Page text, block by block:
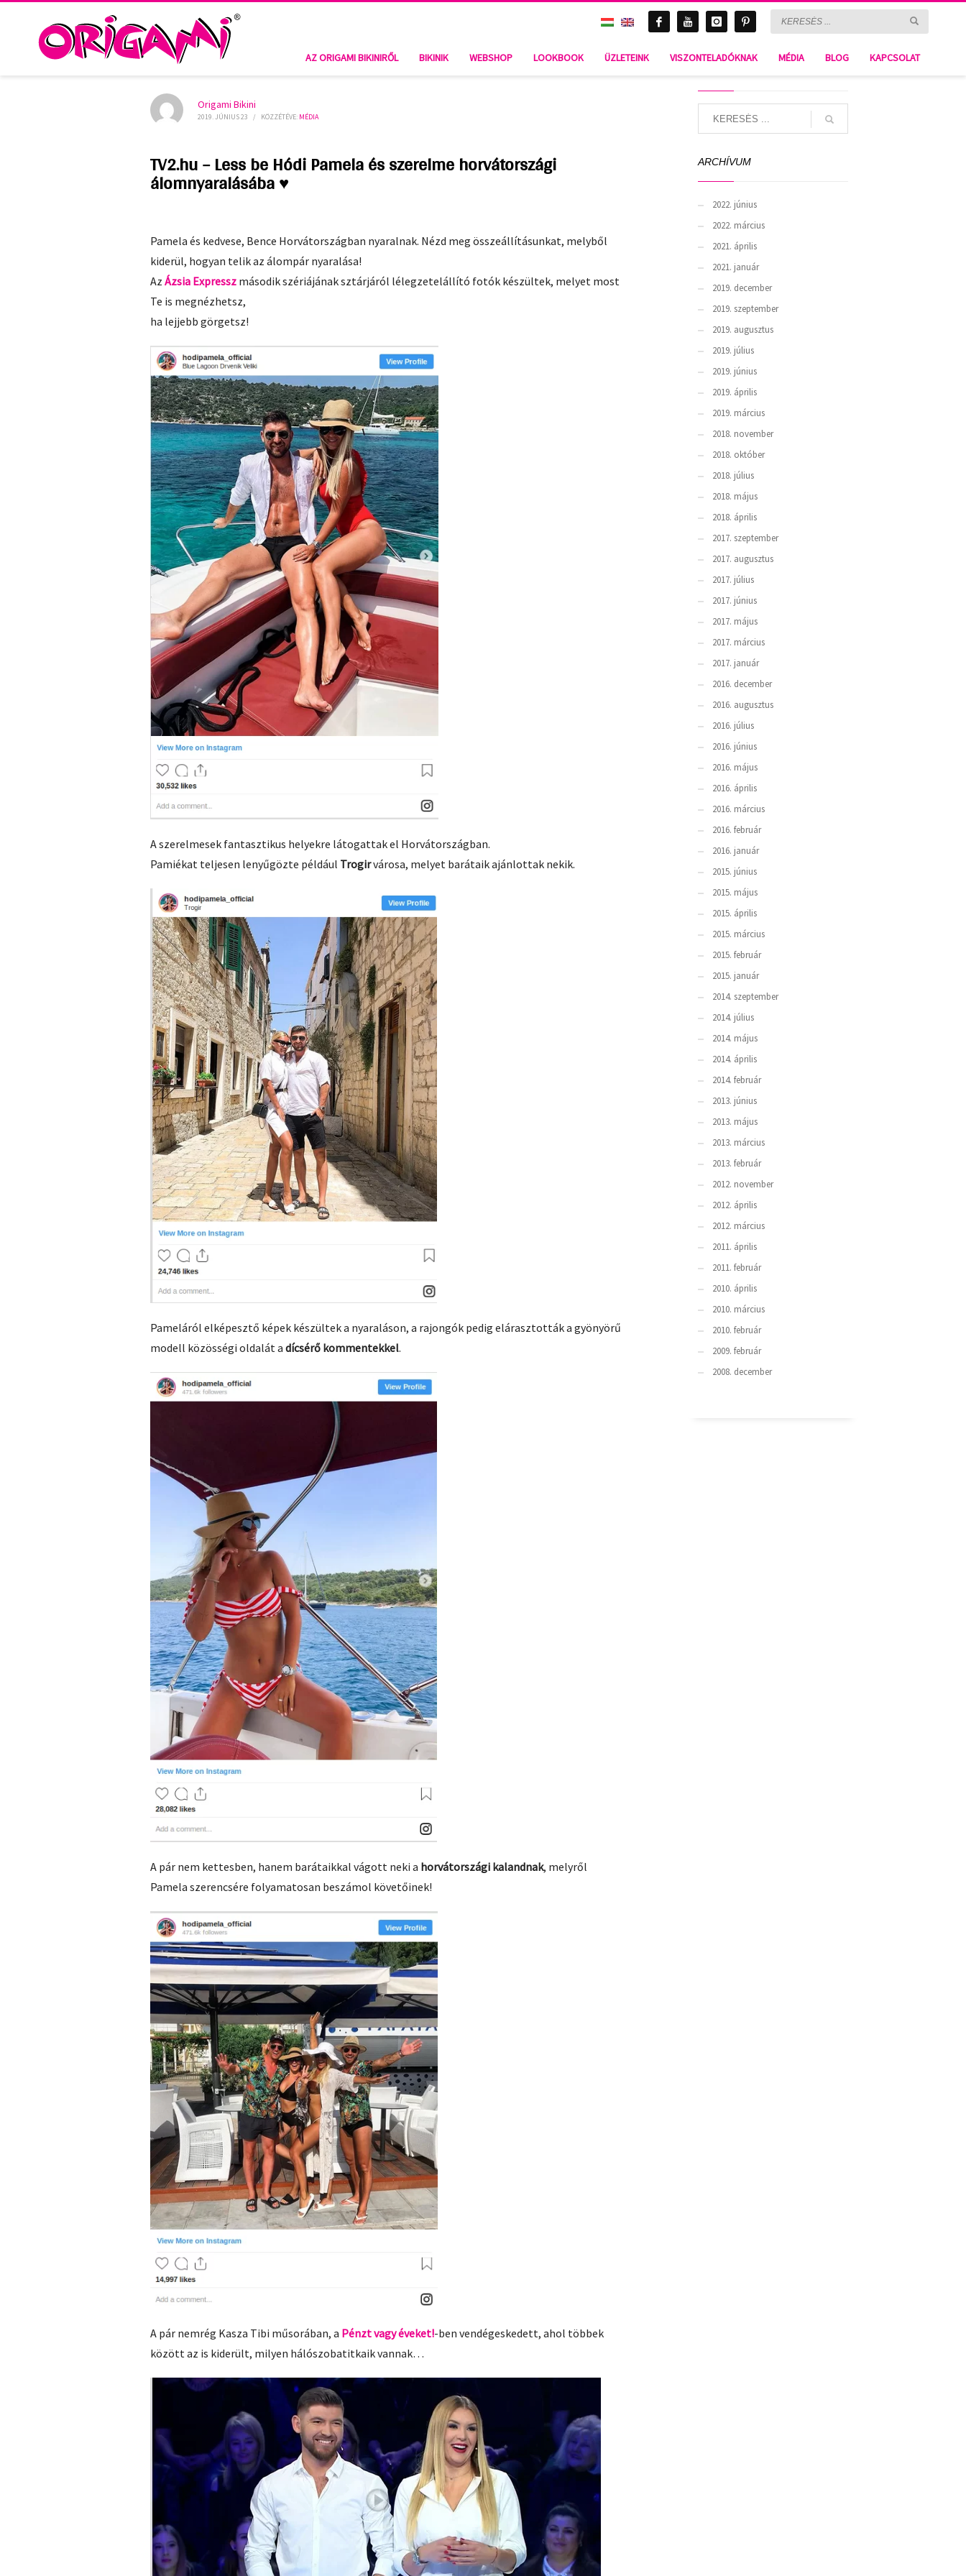
AZ ORIGAMI BIKINIRŐL BIKINIK WEBSHOP LOOKBOOK ÜZLETEINK VISZONTELADÓKNAK MÉDIA BLOG KAPCSOLAT
Origami Bikini
2019. JÚNIUS 23 / KÖZZÉTÉVE: MÉDIA
TV2.hu – Less be Hódi Pamela és szerelme horvátországi
álomnyaralásába ♥
Pamela és kedvese, Bence Horvátországban nyaralnak. Nézd meg összeállításunkat, melyből
kiderül, hogyan telik az álompár nyaralása!
AzÁzsia Expressz második szériájának sztárjáról lélegzetelállító fotók készültek, melyet most
Te is megnézhetsz,
ha lejjebb görgetsz!
A szerelmesek fantasztikus helyekre látogattak el Horvátországban.
Pamiékat teljesen lenyűgözte például Trogirvárosa, melyet barátaik ajánlottak nekik.
Pameláról elképesztő képek készültek a nyaraláson, a rajongók pedig elárasztották a gyönyörű
modell közösségi oldalát adícsérő kommentekkel.
A pár nem kettesben, hanem barátaikkal vágott neki a horvátországi kalandnak, melyről
Pamela szerencsére folyamatosan beszámol követőinek!
A pár nemrég Kasza Tibi műsorában, a Pénzt vagy éveket!-ben vendégeskedett, ahol többek
között az is kiderült, milyen hálószobatitkaik vannak…
ARCHÍVUM
2022. június
2022. március
2021. április
2021. január
2019. december
2019. szeptember
2019. augusztus
2019. július
2019. június
2019. április
2019. március
2018. november
2018. október
2018. július
2018. május
2018. április
2017. szeptember
2017. augusztus
2017. július
2017. június
2017. május
2017. március
2017. január
2016. december
2016. augusztus
2016. július
2016. június
2016. május
2016. április
2016. március
2016. február
2016. január
2015. június
2015. május
2015. április
2015. március
2015. február
2015. január
2014. szeptember
2014. július
2014. május
2014. április
2014. február
2013. június
2013. május
2013. március
2013. február
2012. november
2012. április
2012. március
2011. április
2011. február
2010. április
2010. március
2010. február
2009. február
2008. december